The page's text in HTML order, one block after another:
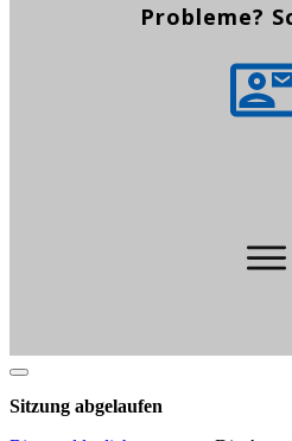
Probleme?
Dialog
schließen
Sitzung abgelaufen